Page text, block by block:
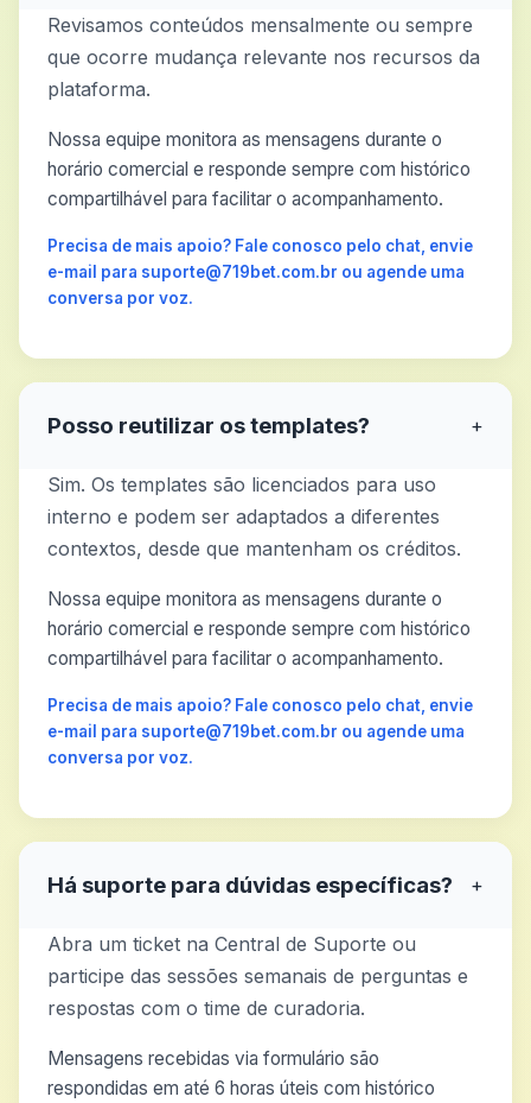
Revisamos conteúdos mensalmente ou sempre
que ocorre mudança relevante nos recursos da
plataforma.
Nossa equipe monitora as mensagens durante o
horário comercial e responde sempre com histórico
compartilhável para facilitar o acompanhamento.
Precisa de mais apoio? Fale conosco pelo chat, envie
e-mail para suporte@719bet.com.br ou agende uma
conversa por voz.
Posso reutilizar os templates? +
Sim. Os templates são licenciados para uso
interno e podem ser adaptados a diferentes
contextos, desde que mantenham os créditos.
Nossa equipe monitora as mensagens durante o
horário comercial e responde sempre com histórico
compartilhável para facilitar o acompanhamento.
Precisa de mais apoio? Fale conosco pelo chat, envie
e-mail para suporte@719bet.com.br ou agende uma
conversa por voz.
Há suporte para dúvidas específicas? +
Abra um ticket na Central de Suporte ou
participe das sessões semanais de perguntas e
respostas com o time de curadoria.
Mensagens recebidas via formulário são
respondidas em até 6 horas úteis com histórico